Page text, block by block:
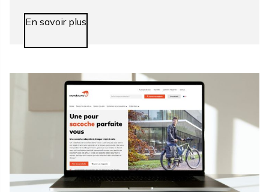
En savoir plus